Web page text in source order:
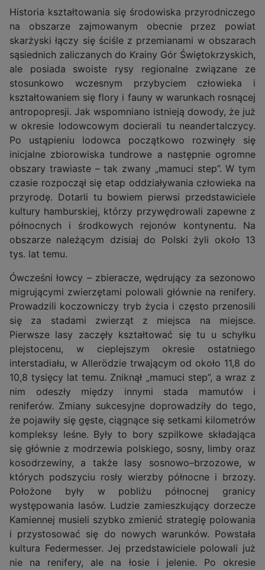
Historia kształtowania się środowiska przyrodniczego
na obszarze zajmowanym obecnie przez powiat
skarżyski łączy się ściśle z przemianami w obszarach
sąsiednich zaliczanych do Krainy Gór Świętokrzyskich,
ale posiada swoiste rysy regionalne związane ze
stosunkowo wczesnym przybyciem człowieka i
kształtowaniem się flory i fauny w warunkach rosnącej
antropopresji. Jak wspomniano istnieją dowody, że już
w okresie lodowcowym docierali tu neandertalczycy.
Po ustąpieniu lodowca początkowo rozwinęły się
inicjalne zbiorowiska tundrowe a następnie ogromne
obszary trawiaste – tak zwany „mamuci step”. W tym
czasie rozpoczął się etap oddziaływania człowieka na
przyrodę. Dotarli tu bowiem pierwsi przedstawiciele
kultury hamburskiej, którzy przywędrowali zapewne z
północnych i środkowych rejonów kontynentu. Na
obszarze należącym dzisiaj do Polski żyli około 13
tys. lat temu.
Ówcześni łowcy – zbieracze, wędrujący za sezonowo
migrującymi zwierzętami polowali głównie na renifery.
Prowadzili koczowniczy tryb życia i często przenosili
się za stadami zwierząt z miejsca na miejsce.
Pierwsze lasy zaczęły kształtować się tu u schyłku
plejstocenu, w cieplejszym okresie ostatniego
interstadiału, w Allerödzie trwającym od około 11,8 do
10,8 tysięcy lat temu. Zniknął „mamuci step”, a wraz z
nim odeszły między innymi stada mamutów i
reniferów. Zmiany sukcesyjne doprowadziły do tego,
że pojawiły się gęste, ciągnące się setkami kilometrów
kompleksy leśne. Były to bory szpilkowe składająca
się głównie z modrzewia polskiego, sosny, limby oraz
kosodrzewiny, a także lasy sosnowo–brzozowe, w
których podszyciu rosły wierzby północne i brzozy.
Położone były w pobliżu północnej granicy
występowania lasów. Ludzie zamieszkujący dorzecze
Kamiennej musieli szybko zmienić strategię polowania
i przystosować się do nowych warunków. Powstała
kultura Federmesser. Jej przedstawiciele polowali już
nie na renifery, ale na łosie i jelenie. Po okresie